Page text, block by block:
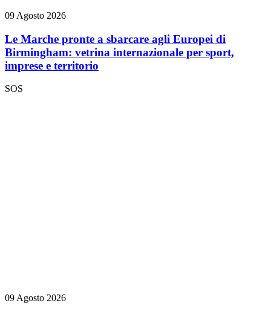
09 Agosto 2026
Le Marche pronte a sbarcare agli Europei di
Birmingham: vetrina internazionale per sport,
imprese e territorio
SOS
09 Agosto 2026